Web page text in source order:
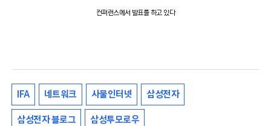
컨퍼런스에서 발표를 하고 있다
IFA 네트워크 사물인터넷 삼성전자
삼성전자 블로그 삼성투모로우